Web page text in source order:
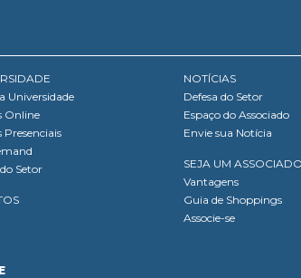
Universidade
Online
Presenciais
Setor
NOTÍCIAS
Defesa do Setor
Espaço do Associado
Envie sua Notícia
SEJA UM ASSOCIADO
Vantagens
Guia de Shoppings
Associe-se